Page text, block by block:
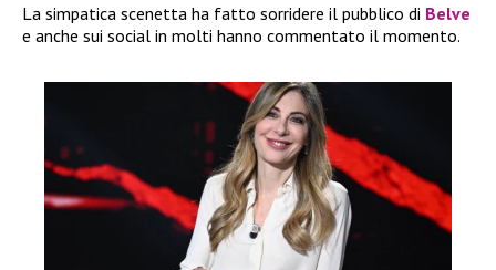
La simpatica scenetta ha fatto sorridere il pubblico di Belve
e anche sui social in molti hanno commentato il momento.